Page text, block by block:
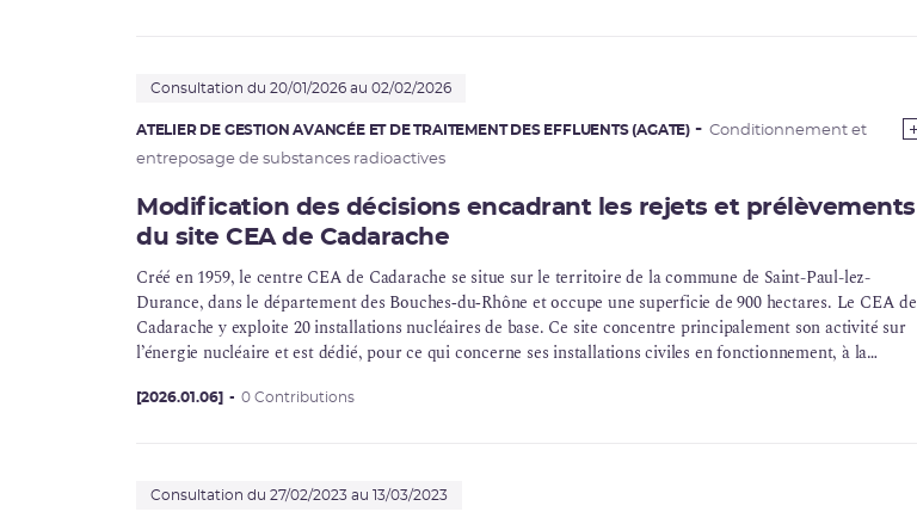
Consultation du 20/01/2026 au 02/02/2026
ATELIER DE GESTION AVANCÉE ET DE TRAITEMENT DES EFFLUENTS (AGATE)
Conditionnement et
entreposage de substances radioactives
Modification des décisions encadrant les rejets et prélèvements
du site CEA de Cadarache
Créé en 1959, le centre CEA de Cadarache se situe sur le territoire de la commune de Saint-Paul-lez-
Durance, dans le département des Bouches‑du‑Rhône et occupe une superficie de 900 hectares. Le CEA de
Cadarache y exploite 20 installations nucléaires de base. Ce site concentre principalement son activité sur
l’énergie nucléaire et est dédié, pour ce qui concerne ses installations civiles en fonctionnement, à la
de systèmes de nouvelle génération.
[2026.01.06] 0 Contributions
Consultation du 27/02/2023 au 13/03/2023